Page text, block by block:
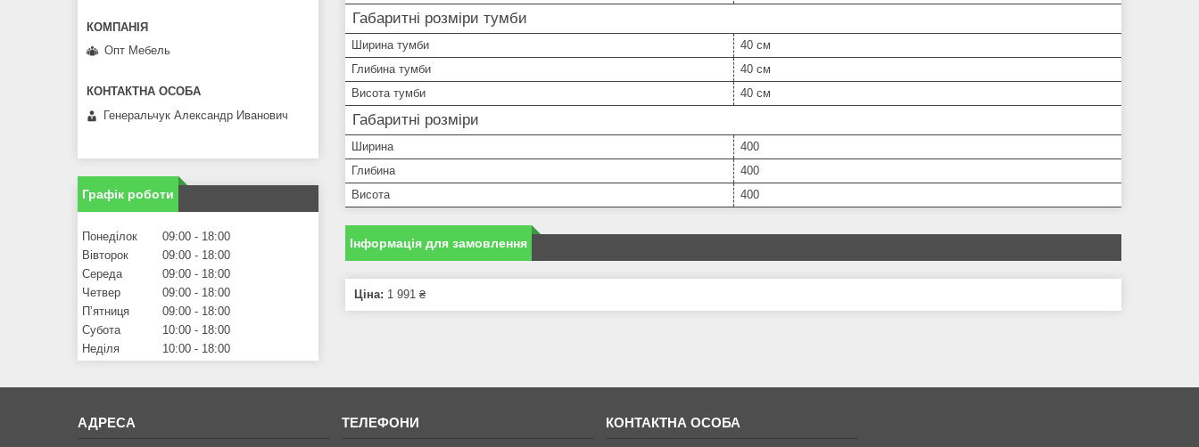
Габаритні розміри тумби
Ширина тумби
40 см
Глибина тумби
40 см
Висота тумби
40 см
Габаритні розміри
Ширина
400
Глибина
400
Висота
400
Інформація для замовлення
Ціна: 1 991 ₴
Опт Мебель
Генеральчук Александр Иванович
Графік роботи
Понеділок 09:00
18:00
Вівторок
09:00
18:00
Середа
09:00
18:00
Четвер
09:00
18:00
Пʼятниця
09:00
18:00
Субота
10:00
18:00
Неділя
10:00 18:00